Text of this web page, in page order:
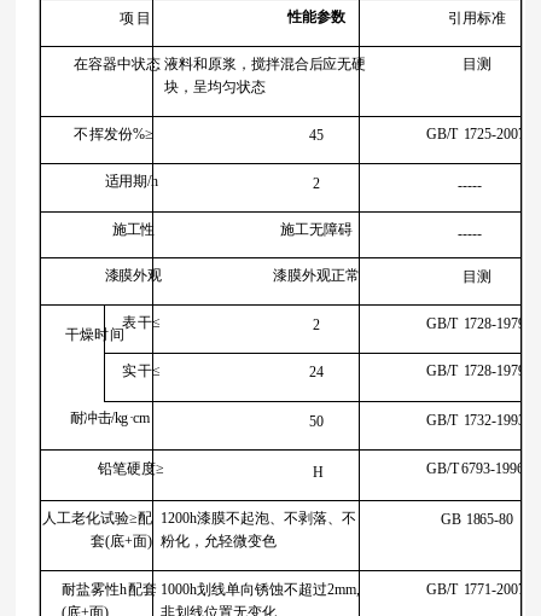
项 目 性能参数 引用标准
在容器中状态 液料和原浆，搅拌混合后应无硬
块，呈均匀状态
目 测
不挥发份%≥ 45 GB/T 1725-2007
适用期/h 2 -----
施工性 施工无障碍 -----
漆膜外观 漆膜外观正常 目测
干燥时间
表干≤ 2 GB/T 1728-1979
实干≤ 24 GB/T 1728-1979
耐冲击/kg·cm 50 GB/T 1732-1993
铅笔硬度≥ H GB/T 6793-1996
人工老化试验≥配
套(底+面)
1200h漆膜不起泡、不剥落、不
粉化，允轻微变色
GB 1865-80
耐盐雾性h配套
(底+面)
1000h划线单向锈蚀不超过2mm,
非划线位置无变化
GB/T 1771-2007